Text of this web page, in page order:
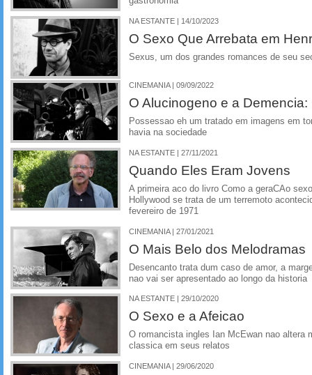
NA ESTANTE | 14/10/2023
O Sexo Que Arrebata em
Sexus, um dos grandes romances de seu
CINEMANIA | 09/09/2022
O Alucinogeno e a
Possessao eh um tratado em imagens em
havia na sociedade
NA ESTANTE | 27/11/2021
Quando Eles Eram Jovens
A primeira aco do livro Como a geraCAo
Hollywood se trata de um terremoto
fevereiro de 1971
CINEMANIA | 27/01/2021
O Mais Belo dos Melodramas
Desencanto trata dum caso de amor, a
nao vai ser apresentado ao longo da historia
NA ESTANTE | 29/10/2020
O Sexo e a Afeicao
O romancista ingles Ian McEwan nao altera
classica em seus relatos
CINEMANIA | 29/06/2020